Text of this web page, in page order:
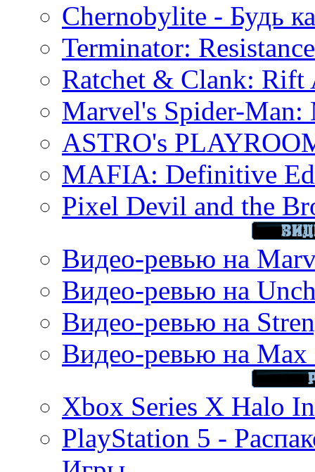
Chernobylite - Будь
Terminator:
Ratchet & Clank: Rift
Marvel's Spider-Man:
ASTRO's
MAFIA: Definitive
Pixel Devil and the
Видео-ревью на
Видео-ревью на
Видео-ревью на
Видео-ревью на Max
Xbox Series X Halo
PlayStation 5 -